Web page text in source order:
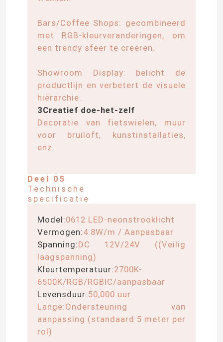
Onder Planken LEIDENE Verlichting
LEIDEN Spoor Licht Spoor
geleid aluminiumprofiel
geleid lineair het hangen licht
LEIDENE Ondergrondse Lamp
LEIDENE Modulevoeding
LEIDENE Sensortoebehoren
LED-neonstrooklamp buiten
Bars/Coffee Shops: gecombineerd
met RGB-kleurveranderingen, om
een trendy sfeer te creëren.
Showroom Display: belicht de
productlijn en verbetert de visuele
hiërarchie.
3Creatief doe-het-zelf
Decoratie van fietswielen, muur
voor bruiloft, kunstinstallaties,
enz.
Deel 05
Technische
specificatie
Model:0612 LED-neonstrooklicht
Vermogen:4.8W/m / Aanpasbaar
Spanning:DC 12V/24V ((Veilig
laagspanning)
Kleurtemperatuur:2700K-
6500K/RGB/RGBIC/aanpasbaar
Levensduur:50,000 uur
Lange:Ondersteuning van
aanpassing (standaard 5 meter per
rol)